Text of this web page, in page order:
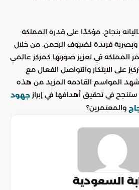
بنجاح، مؤكدًا على قدرة المملكة
وبصرية فريدة لضيوف الرحمن. من خلال
المملكة في تعزيز صورتها كمركز عالمي
على الابتكار والتواصل الفعال مع
المواسم القادمة المزيد من هذه
ستنجح في تحقيق أهدافها في إبراز جهود
والمعتمرين؟
السعودية